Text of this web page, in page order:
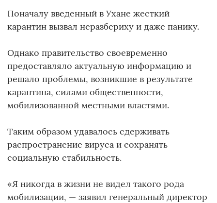
Поначалу введенный в Ухане жесткий
карантин вызвал неразбериху и даже панику.
Однако правительство своевременно
предоставляло актуальную информацию и
решало проблемы, возникшие в результате
карантина, силами общественности,
мобилизованной местными властями.
Таким образом удавалось сдерживать
распространение вируса и сохранять
социальную стабильность.
«Я никогда в жизни не видел такого рода
мобилизации, — заявил генеральный директор